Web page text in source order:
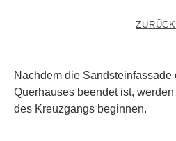
ZURÜCK
Nachdem die Sandsteinfassade
Querhauses beendet ist,
des Kreuzgangs beginnen.